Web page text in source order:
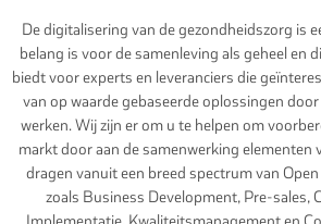
De digitalisering van de gezondheidszorg is
belang is voor de samenleving als geheel en
biedt voor experts en leveranciers die
van op waarde gebaseerde oplossingen
werken. Wij zijn er om u te helpen om
markt door aan de samenwerking elementen
dragen vanuit een breed spectrum van
zoals Business Development, Pre-sales,